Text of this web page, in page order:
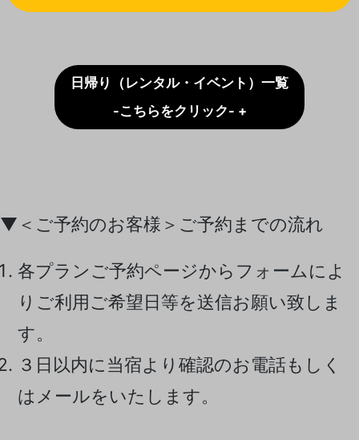
日帰り（レンタル・イベント）一覧
-こちらをクリック- +
▼＜ご予約のお客様＞ご予約までの流れ
各プランご予約ページからフォームによ
りご利用ご希望日等を送信お願い致しま
す。
３日以内に当宿より確認のお電話もしく
はメールをいたします。